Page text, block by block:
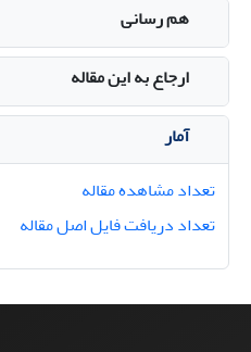
هم رسانی
ارجاع به این مقاله
آمار
تعداد مشاهده مقاله
تعداد دریافت فایل اصل مقاله